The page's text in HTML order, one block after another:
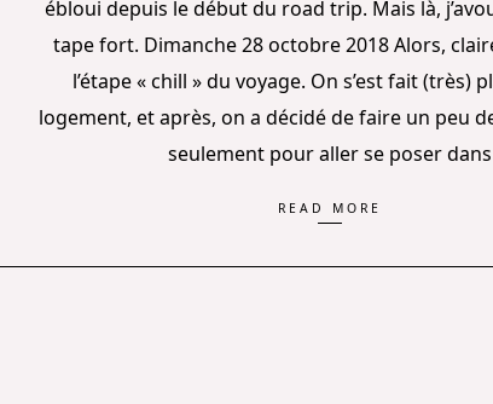
ébloui depuis le début du road trip. Mais là,
tape fort. Dimanche 28 octobre 2018 Alors,
l’étape « chill » du voyage. On s’est fait (très)
logement, et après, on a décidé de faire un peu
seulement pour aller se poser dans
READ MORE